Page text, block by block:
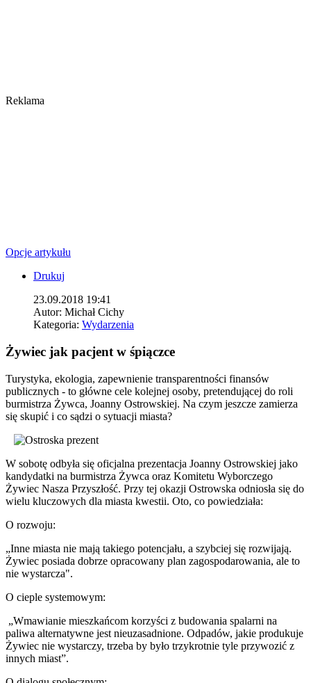
Reklama
Opcje artykułu
Drukuj
23.09.2018 19:41
Autor: Michał Cichy
Kategoria: Wydarzenia
Żywiec jak pacjent w śpiączce
Turystyka, ekologia, zapewnienie transparentności finansów
publicznych - to główne cele kolejnej osoby, pretendującej do roli
burmistrza Żywca, Joanny Ostrowskiej. Na czym jeszcze zamierza
się skupić i co sądzi o sytuacji miasta?
W sobotę odbyła się oficjalna prezentacja Joanny Ostrowskiej jako
kandydatki na burmistrza Żywca oraz Komitetu Wyborczego
Żywiec Nasza Przyszłość. Przy tej okazji Ostrowska odniosła się do
wielu kluczowych dla miasta kwestii. Oto, co powiedziała:
O rozwoju:
„Inne miasta nie mają takiego potencjału, a szybciej się rozwijają.
Żywiec posiada dobrze opracowany plan zagospodarowania, ale to
nie wystarcza".
O cieple systemowym:
„Wmawianie mieszkańcom korzyści z budowania spalarni na
paliwa alternatywne jest nieuzasadnione. Odpadów, jakie produkuje
Żywiec nie wystarczy, trzeba by było trzykrotnie tyle przywozić z
innych miast”.